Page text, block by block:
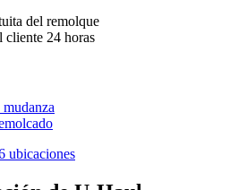
del remolque
24 horas
ubicaciones